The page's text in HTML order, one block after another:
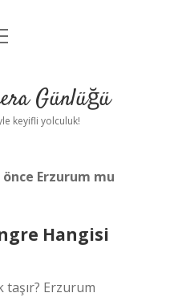
Günlüğü
keyifli yolculuk!
Erzurum mu
Hangisi
Erzurum